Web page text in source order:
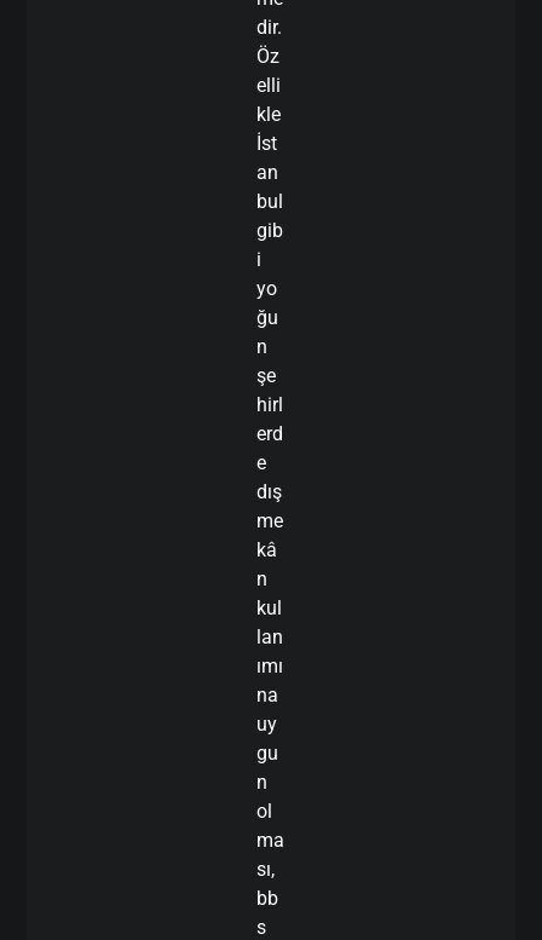
dir.
Öz
elli
kle
İst
an
bul
gib
i
yo
ğu
n
şe
hirl
erd
e
dış
me
kâ
n
kul
lan
ımı
na
uy
gu
n
ol
ma
sı,
bb
s